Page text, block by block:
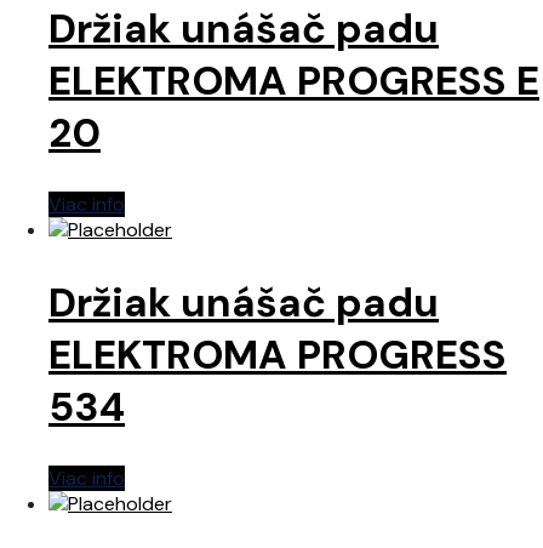
Držiak unášač padu
ELEKTROMA PROGRESS E
20
Viac info
Držiak unášač padu
ELEKTROMA PROGRESS
534
Viac info